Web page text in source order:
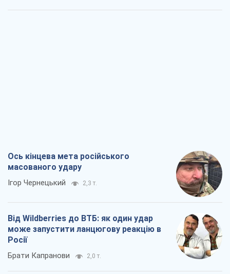
Ось кінцева мета російського
масованого удару
Ігор Чернецький 2,3 т.
Від Wildberries до ВТБ: як один удар
може запустити ланцюгову реакцію в
Росії
Брати Капранови 2,0 т.